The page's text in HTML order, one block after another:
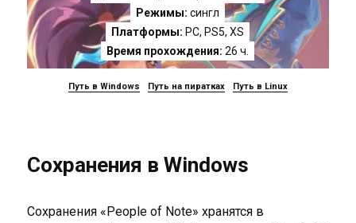
Режимы: сингл
Платформы: PC, PS5,XS
Время прохождения: 26 ч.
Путь в Windows Путь на пиратках Путь в Linux
Сохранения в Windows
Сохранения «People of Note» хранятся в